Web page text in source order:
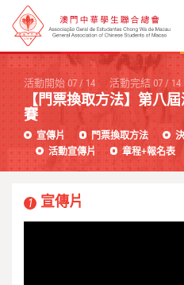
活動開始 07/14 活動完結 07/14
【門票換取方法】第八
賽
宣傳片 門票換取方法
活動宣傳片
章程+報名表
1 宣傳片